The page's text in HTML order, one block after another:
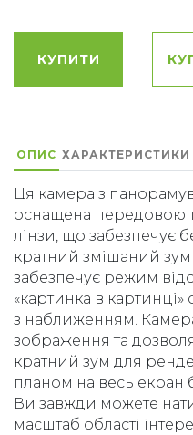
КУПИТИ
ОПИС ХАРАКТЕРИСТИКИ
Ця камера з
оснащена передовою
лінзи, що забезпечує
кратний змішаний зум
забезпечує режим
«картинка в
з наближенням.
зображення та
кратний зум для
планом на весь екран
Ви завжди можете
масштаб області